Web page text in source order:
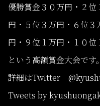
優勝賞金３０万円・２
円・５位３万円・６位
円・９位１万円・１０位
という高額賞金大会です。
詳細はTwitter
Tweets by